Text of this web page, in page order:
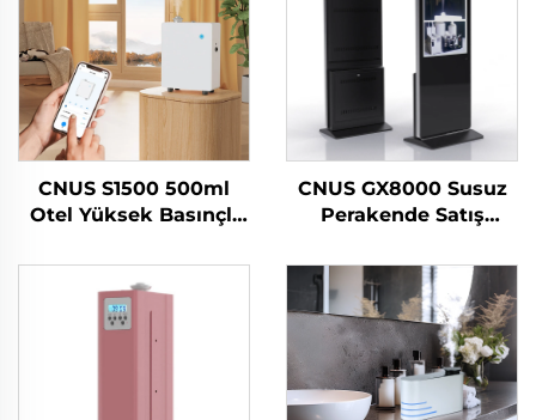
CNUS S1500 500ml
Otel Yüksek Basınçlı
Esansiyel Yağ
Temizleyici Parfüm
Kokuları Hava
Tazeleyici Hava Koku
CNUS GX8000 Susuz
Perakende Satış
Profesyonel Aroma
Difüzör Koku Sistemi
LCD Dokunmatik
Ekranlı Kiosk